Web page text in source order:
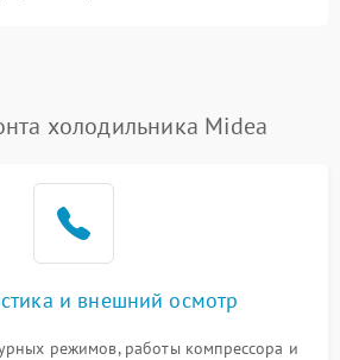
холодильника Midea
и внешний осмотр
режимов, работы компрессора и